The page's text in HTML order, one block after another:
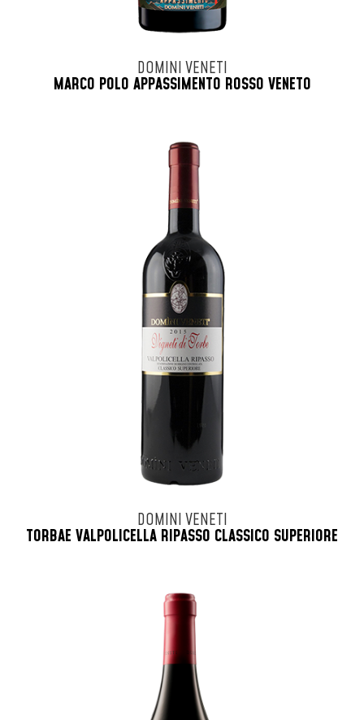
DOMINI VENETI
MARCO POLO APPASSIMENTO ROSSO VENETO
DOMINI VENETI
TORBAE VALPOLICELLA RIPASSO CLASSICO SUPERIORE